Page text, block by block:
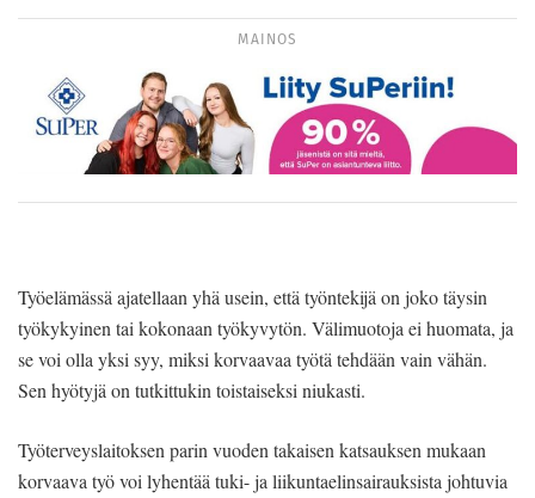
MAINOS
Työelämässä ajatellaan yhä usein, että työntekijä on joko täysin
työkykyinen tai kokonaan työkyvytön. Välimuotoja ei huomata, ja
se voi olla yksi syy, miksi korvaavaa työtä tehdään vain vähän.
Sen hyötyjä on tutkittukin toistaiseksi niukasti.
Työterveyslaitoksen parin vuoden takaisen katsauksen mukaan
korvaava työ voi lyhentää tuki- ja liikuntaelinsairauksista johtuvia